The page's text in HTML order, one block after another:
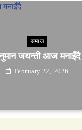
समाज
मछिन्द्रनाथ यात्रा सम्पन्न